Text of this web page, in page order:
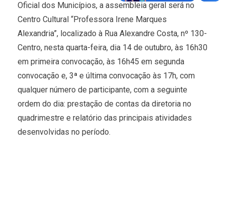
Oficial dos Municípios, a assembleia geral será no
Centro Cultural “Professora Irene Marques
Alexandria”, localizado à Rua Alexandre Costa, nº 130-
Centro, nesta quarta-feira, dia 14 de outubro, às 16h30
em primeira convocação, às 16h45 em segunda
convocação e, 3ª e última convocação às 17h, com
qualquer número de participante, com a seguinte
ordem do dia: prestação de contas da diretoria no
quadrimestre e relatório das principais atividades
desenvolvidas no período.